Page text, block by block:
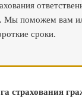
Мы поможем вам
сроки.
страхования